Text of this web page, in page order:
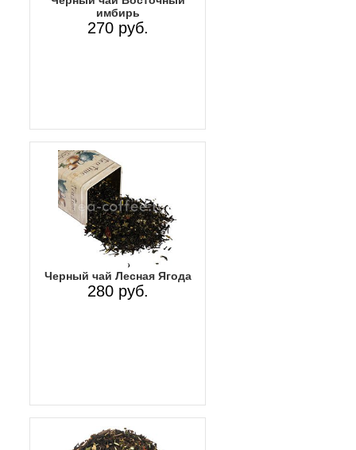
имбирь
270 руб.
Черный чай Лесная Ягода
280 руб.